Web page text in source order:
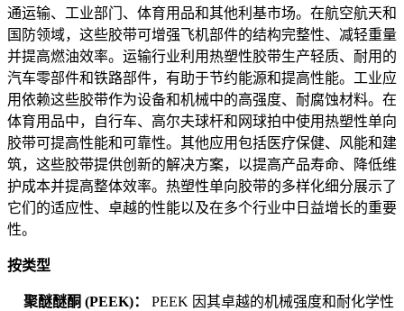
通运输、工业部门、体育用品和其他利基市场。在航空航天和
国防领域，这些胶带可增强飞机部件的结构完整性、减轻重量
并提高燃油效率。运输行业利用热塑性胶带生产轻质、耐用的
汽车零部件和铁路部件，有助于节约能源和提高性能。工业应
用依赖这些胶带作为设备和机械中的高强度、耐腐蚀材料。在
体育用品中，自行车、高尔夫球杆和网球拍中使用热塑性单向
胶带可提高性能和可靠性。其他应用包括医疗保健、风能和建
筑，这些胶带提供创新的解决方案，以提高产品寿命、降低维
护成本并提高整体效率。热塑性单向胶带的多样化细分展示了
它们的适应性、卓越的性能以及在多个行业中日益增长的重要
性。
按类型
聚醚醚酮 (PEEK)： PEEK 因其卓越的机械强度和耐化学性